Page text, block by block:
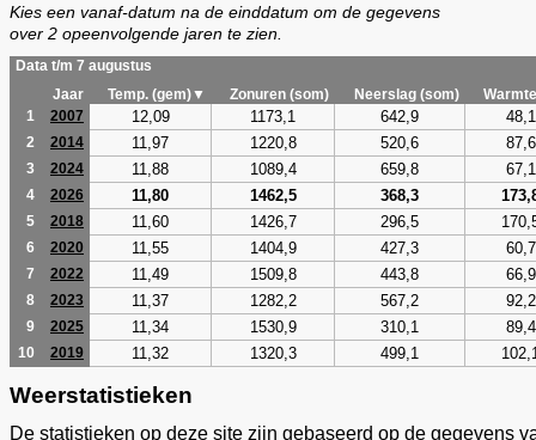
Kies een vanaf-datum na de einddatum om de gegevens
over 2 opeenvolgende jaren te zien.
Data t/m 7 augustus
Jaar
Temp. (gem)▼ Zonuren (som) Neerslag (som)
1
2007 12,09 1173,1 642,9 48,1
2 2014 11,97 1220,8 520,6 87,6
3 2024 11,88 1089,4 659,8 67,1
4 2026 11,80 1462,5 368,3
5 2018 11,60 1426,7 296,5
6 2020 11,55 1404,9 427,3 60,7
7 2022 11,49 1509,8 443,8 66,9
8 2023 11,37 1282,2 567,2 92,2
9 2025 11,34 1530,9 310,1 89,4
10 2019 11,32 1320,3 499,1
Weerstatistieken
De statistieken op deze site zijn gebaseerd op de gegevens